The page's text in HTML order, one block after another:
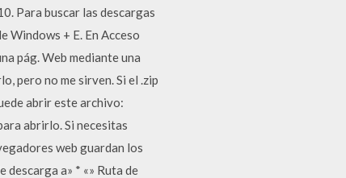
Para buscar las descargas
Windows + E. En Acceso
pág. Web mediante una
pero no me sirven. Si el .zip
abrir este archivo:
abrirlo. Si necesitas
web guardan los
descarga a» * «» Ruta de